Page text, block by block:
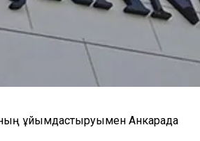
ұйымдастыруымен Анкарада